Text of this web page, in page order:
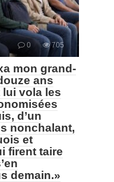
0 705
mon grand-
ans
vola les
d’un
nonchalant,
et
firent taire
demain.»